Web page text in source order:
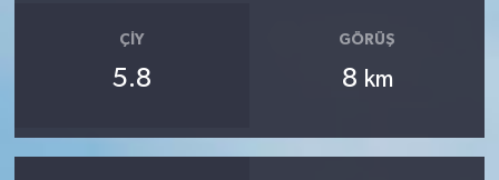
ÇIY
5.8
GÖRÜŞ
8 km